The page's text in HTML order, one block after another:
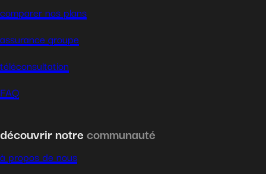
comparer nos plans
assurance groupe
téléconsultation
FAQ
découvrir notrecommunauté
à propos de nous